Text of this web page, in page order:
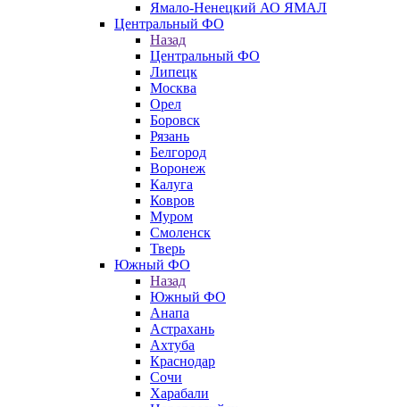
Ямало-Ненецкий АО ЯМАЛ
Центральный ФО
Назад
Центральный ФО
Липецк
Москва
Орел
Боровск
Рязань
Белгород
Воронеж
Калуга
Ковров
Муром
Смоленск
Тверь
Южный ФО
Назад
Южный ФО
Анапа
Астрахань
Ахтуба
Краснодар
Сочи
Харабали